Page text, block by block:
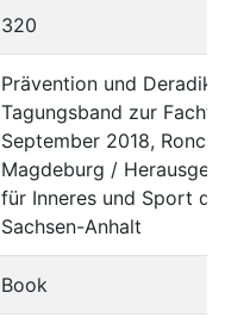
320
Prävention und
Tagungsband zur
September 2018,
Magdeburg /
für Inneres und Sport
Sachsen-Anhalt
Book